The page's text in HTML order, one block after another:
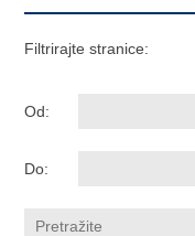
Filtrirajte stranice:
Od:
Do: